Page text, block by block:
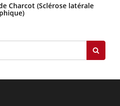
Charcot (Sclérose latérale